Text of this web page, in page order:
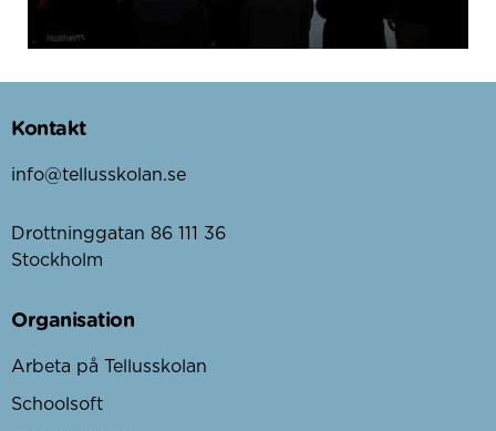
Kontakt
info@tellusskolan.se
Drottninggatan 86 111 36
Stockholm
Organisation
Arbeta på Tellusskolan
Schoolsoft